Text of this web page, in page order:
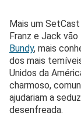
Mais um
Franz e Jack
Bundy, mais
dos mais
Unidos da
charmoso,
ajudariam a
desenfreada.